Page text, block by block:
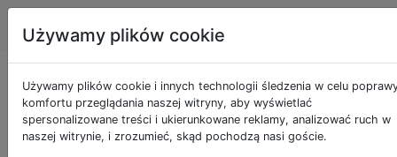
Android Tagi
Dlaczego niektóre
urządzenia są
Używamy plików cookie
Używamy plików cookie i innych technologii śledzenia w celu
komfortu przeglądania naszej witryny, aby wyświetlać
spersonalizowane treści i ukierunkowane reklamy, analizować ruch w
naszej witrynie, i zrozumieć, skąd pochodzą nasi goście.